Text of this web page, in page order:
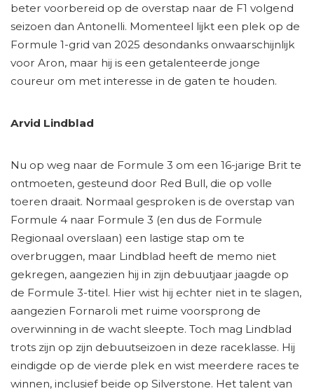
beter voorbereid op de overstap naar de F1 volgend
seizoen dan Antonelli. Momenteel lijkt een plek op de
Formule 1-grid van 2025 desondanks onwaarschijnlijk
voor Aron, maar hij is een getalenteerde jonge
coureur om met interesse in de gaten te houden.
Arvid Lindblad
Nu op weg naar de Formule 3 om een ​​16-jarige Brit te
ontmoeten, gesteund door Red Bull, die op volle
toeren draait. Normaal gesproken is de overstap van
Formule 4 naar Formule 3 (en dus de Formule
Regionaal overslaan) een lastige stap om te
overbruggen, maar Lindblad heeft de memo niet
gekregen, aangezien hij in zijn debuutjaar jaagde op
de Formule 3-titel. Hier wist hij echter niet in te slagen,
aangezien Fornaroli met ruime voorsprong de
overwinning in de wacht sleepte. Toch mag Lindblad
trots zijn op zijn debuutseizoen in deze raceklasse. Hij
eindigde op de vierde plek en wist meerdere races te
winnen, inclusief beide op Silverstone. Het talent van